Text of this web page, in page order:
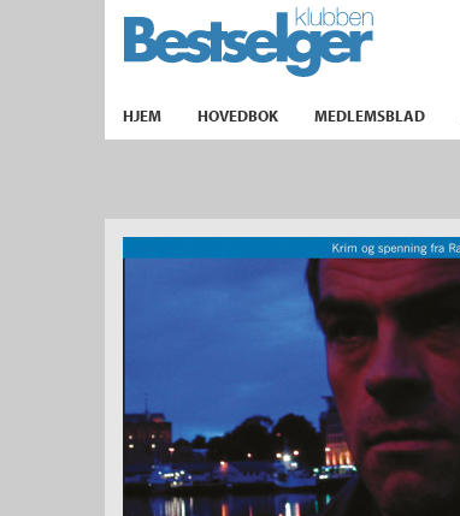
TIL FORSIDEN
HJEM HOVEDBOK MEDLEMSBLAD